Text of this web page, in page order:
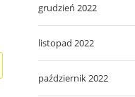
grudzień 2022
listopad 2022
październik 2022